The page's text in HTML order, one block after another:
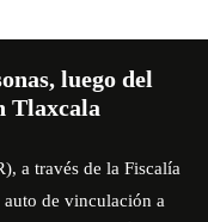
luego del
Tlaxcala
a través de la Fiscalía
de vinculación a